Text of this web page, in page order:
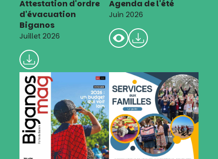
Attestation d'ordre
d'évacuation
Biganos
Juillet 2026
Agenda de l'été
Juin 2026